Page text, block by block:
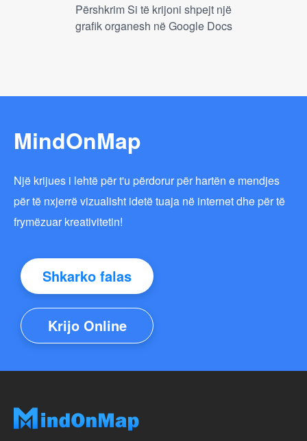
Përshkrim Si të krijoni shpejt një
grafik organesh në Google Docs
MindOnMap
Një krijues i lehtë për t'u përdorur për hartën e mendjes
për të nxjerrë vizualisht idetë tuaja në internet dhe për të
frymëzuar kreativitetin!
Shkarko falas
Krijo Online